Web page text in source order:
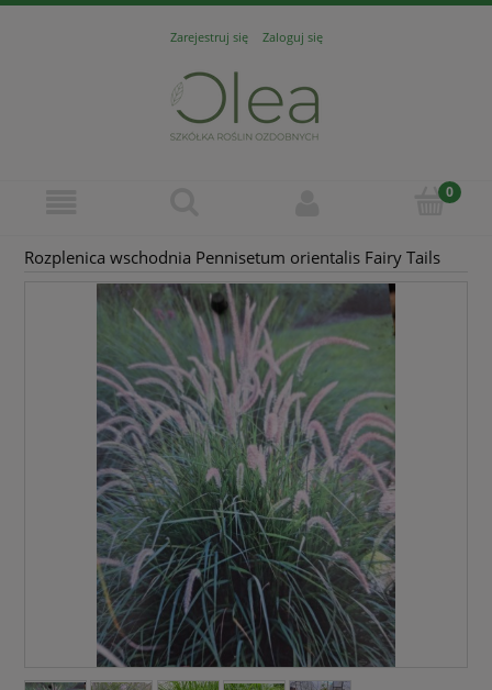
Zarejestruj się Zaloguj się
Rozplenica wschodnia Pennisetum orientalis Fairy Tails